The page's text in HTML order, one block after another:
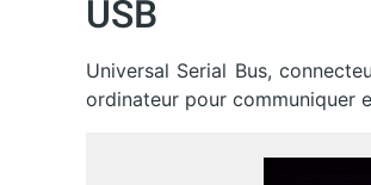
USB
Universal Serial Bus,
ordinateur pour communiquer